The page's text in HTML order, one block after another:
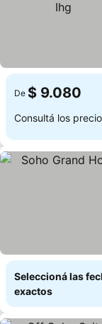
De $ 9.080
Consultá los
Seleccioná las
exactos